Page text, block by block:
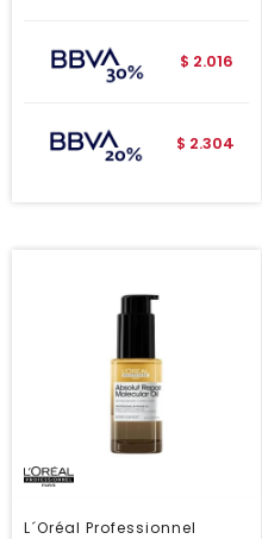
$ 2.016
$ 2.304
L´Oréal Professionnel